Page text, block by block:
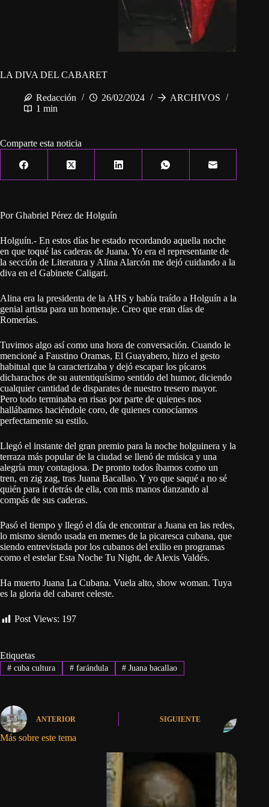
LA DIVA DEL CABARET
Redacción 26/02/2024
ARCHIVOS
1 min
Comparte esta noticia
Por Ghabriel Pérez de Holguín
Holguín.- En estos días he estado recordando aquella noche
en que toqué las caderas de Juana. Yo era el representante de
la sección de Literatura y Alina Alarcón me dejó cuidando a la
diva en el Gabinete Caligari.
Alina era la presidenta de la AHS y había traído a Holguín a la
genial artista para un homenaje. Creo que eran días de
Romerías.
Tuvimos algo así como una hora de conversación. Cuando le
mencioné a Faustino Oramas, El Guayabero, hizo el gesto
habitual que la caracterizaba y dejó escapar los pícaros
dicharachos de su autentiquísimo sentido del humor, diciendo
cualquier cantidad de disparates de nuestro tresero mayor.
Pero todo terminaba en risas por parte de quienes nos
hallábamos haciéndole coro, de quienes conocíamos
perfectamente su estilo.
Llegó el instante del gran premio para la noche holguinera y la
terraza más popular de la ciudad se llenó de música y una
alegría muy contagiosa. De pronto todos íbamos como un
tren, en zig zag, tras Juana Bacallao. Y yo que saqué a no sé
quién para ir detrás de ella, con mis manos danzando al
compás de sus caderas.
Pasó el tiempo y llegó el día de encontrar a Juana en las redes,
lo mismo siendo usada en memes de la picaresca cubana, que
siendo entrevistada por los cubanos del exilio en programas
como el estelar Esta Noche Tu Night, de Alexis Valdés.
Ha muerto Juana La Cubana. Vuela alto, show woman. Tuya
es la gloria del cabaret celeste.
Post Views: 197
Etiquetas
#cuba cultura #farándula # Juana bacallao
ANTERIOR SIGUIENTE
Más sobre este tema